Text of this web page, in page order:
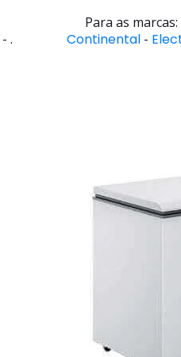
- .
Para as marcas:
Continental -